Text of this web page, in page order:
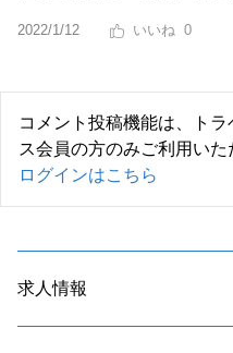
2022/1/12 0
コメント投稿機能は、ト
ス会員の方のみご利用いた
ログインはこちら
求人情報